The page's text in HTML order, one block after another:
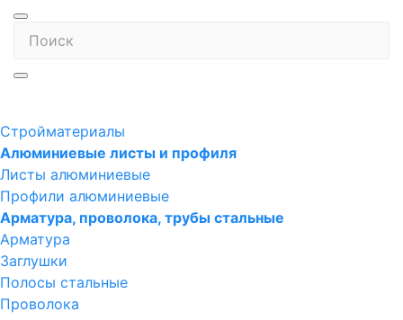
Стройматериалы
Алюминиевые листы и профиля
Листы алюминиевые
Профили алюминиевые
Арматура, проволока, трубы стальные
Арматура
Заглушки
Полосы стальные
Проволока